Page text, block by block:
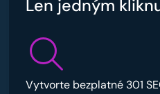
Len jedným
Vytvorte bezplatné 301